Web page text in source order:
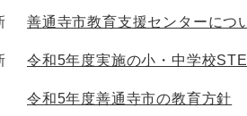
善通寺市教育支援センターにつ
令和5年度実施の小・中学校
令和5年度善通寺市の教育方針